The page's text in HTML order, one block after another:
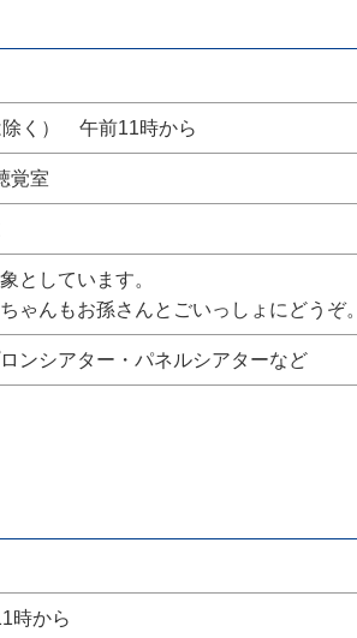
除く） 午前11時から
覚室
としています。
ゃんもお孫さんとごいっしょにどうぞ。
ンシアター・パネルシアターなど
時から